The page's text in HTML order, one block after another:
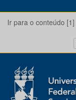
Ir para o conteúdo [1]